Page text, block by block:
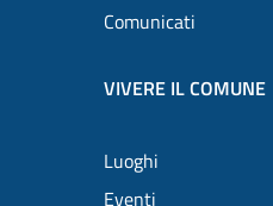
Comunicati
VIVERE IL COMUNE
Luoghi
Eventi